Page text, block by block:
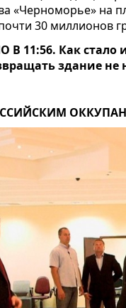
«Черноморье» на
30 миллионов
В 11:56. Как стало
здание не